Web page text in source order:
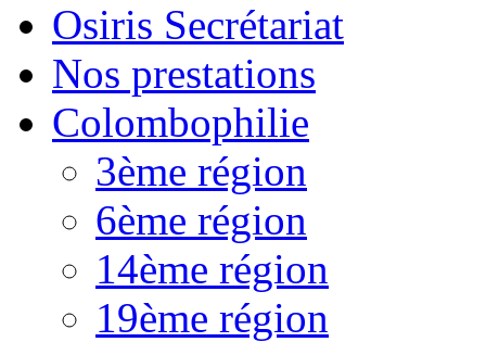
Osiris Secrétariat
Nos prestations
Colombophilie
3ème région
6ème région
14ème région
19ème région